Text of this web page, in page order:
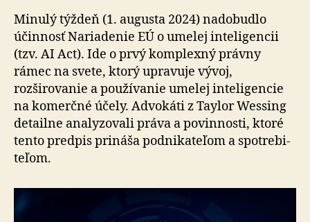
Minulý týždeň (1. augusta 2024) nadobudlo
účinnosť Na­ria­de­nie EÚ o ume­lej in­te­li­gen­cii
(tzv. AI Act). Ide o prvý kom­plexný právny
rámec na svete, ktorý upravuje vývoj,
rozširovanie a po­u­ží­va­nie umelej inteligencie
na ko­merčné účely. Advokáti z Taylor Wessing
detailne ana­ly­zo­vali práva a po­vin­nosti, ktoré
tento predpis prináša pod­ni­ka­te­ľom a spotre­bi­
te­ľom.